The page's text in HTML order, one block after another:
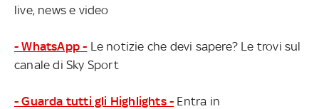
live, news e video
- WhatsApp - Le notizie che devi sapere? Le trovi sul
canale di Sky Sport
- Guarda tutti gli Highlights - Entra in